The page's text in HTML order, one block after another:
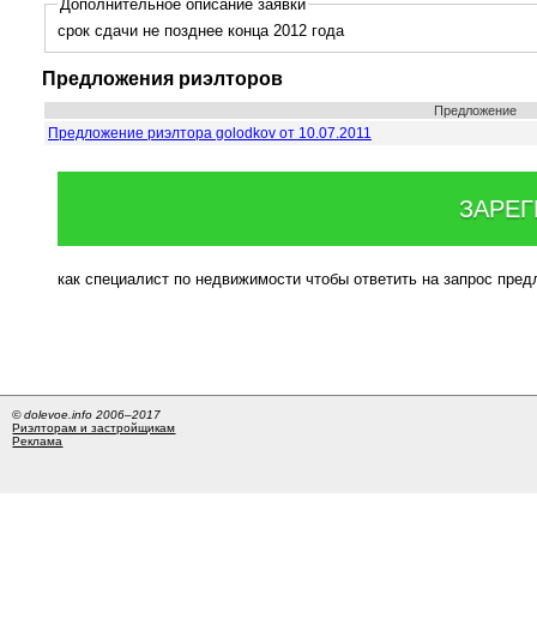
Дополнительное описание заявки
срок сдачи не позднее конца 2012 года
Предложения риэлторов
Предложение
Предложение риэлтора golodkov от 10.07.2011
как специалист по недвижимости чтобы ответить на запрос
© dolevoe.info 2006–2017
Риэлторам и застройщикам
Реклама